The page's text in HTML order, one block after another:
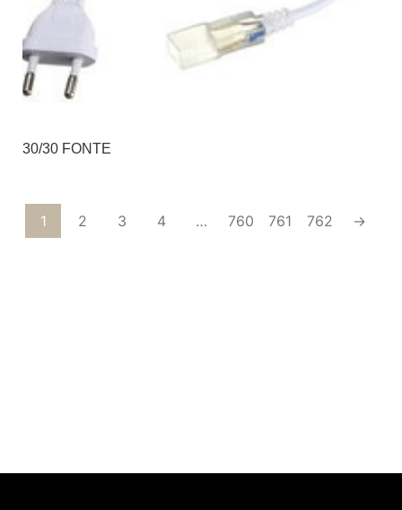
30/30 FONTE
1 2 3 4 … 760 761 762 →